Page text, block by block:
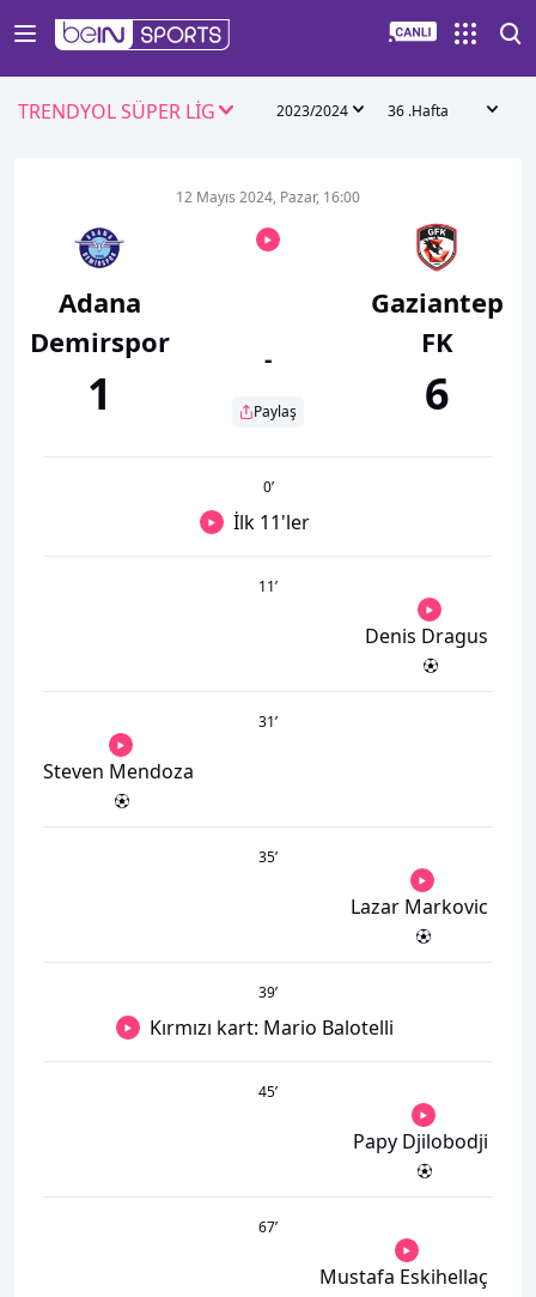
TRENDYOL SÜPER LİG 2023/2024 36 .Hafta
Adana
Demirspor
1
12 Mayıs 2024, Pazar, 16:00
-
Paylaş
Gaziantep
FK
6
0’
İlk 11'ler
11’
Denis Dragus
31’
Steven Mendoza
35’
Lazar Markovic
39’
Kırmızı kart: Mario Balotelli
45’
Papy Djilobodji
67’
Mustafa Eskihellaç